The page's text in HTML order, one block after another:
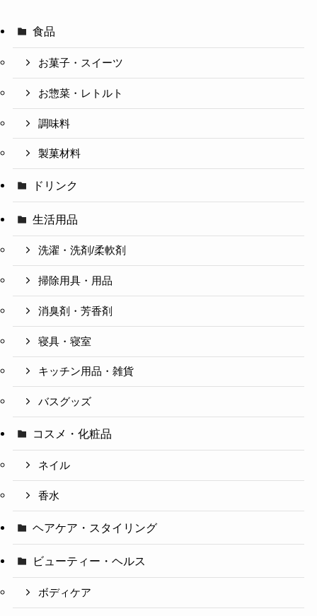
食品
お菓子・スイーツ
お惣菜・レトルト
調味料
製菓材料
ドリンク
生活用品
洗濯・洗剤/柔軟剤
掃除用具・用品
消臭剤・芳香剤
寝具・寝室
キッチン用品・雑貨
バスグッズ
コスメ・化粧品
ネイル
香水
ヘアケア・スタイリング
ビューティー・ヘルス
ボディケア